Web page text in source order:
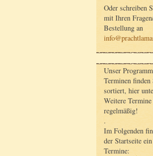
Oder schreiben
mit Ihren
Bestellung an
Unser
Terminen finden
sortiert, hier
Weitere
regelmäßig!
.
Im Folgenden
der Startseite
Termine: